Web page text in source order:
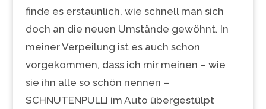
finde es erstaunlich, wie schnell man sich
doch an die neuen Umstände gewöhnt. In
meiner Verpeilung ist es auch schon
vorgekommen, dass ich mir meinen – wie
sie ihn alle so schön nennen –
SCHNUTENPULLI im Auto übergestülpt